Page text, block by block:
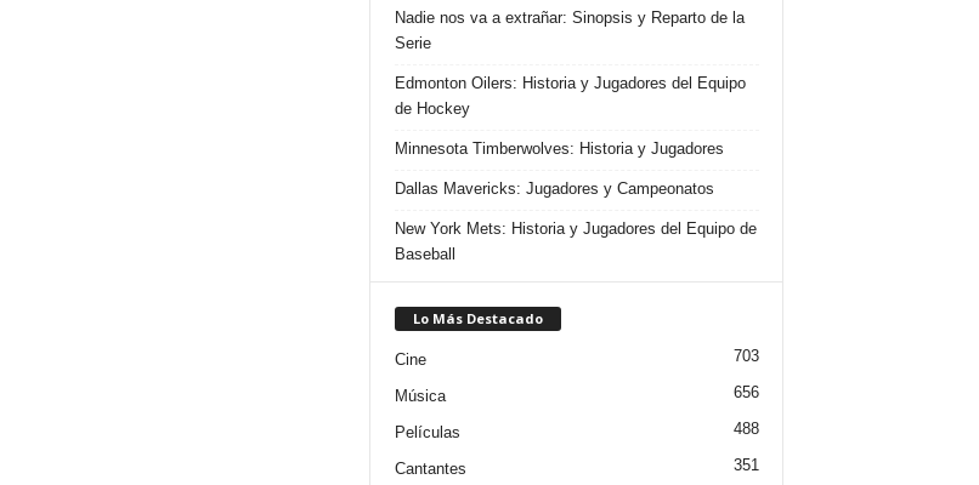
Nadie nos va a extrañar: Sinopsis y Reparto de la
Serie
Edmonton Oilers: Historia y Jugadores del Equipo
de Hockey
Minnesota Timberwolves: Historia y Jugadores
Dallas Mavericks: Jugadores y Campeonatos
New York Mets: Historia y Jugadores del Equipo de
Baseball
Lo Más Destacado
Cine 703
Música 656
Películas 488
Cantantes 351